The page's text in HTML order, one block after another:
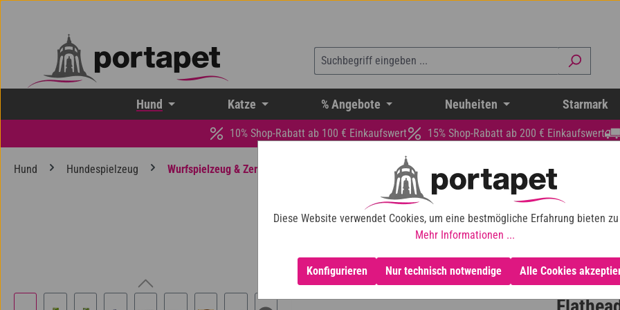
Hund Katze % Angebote Neuheiten Starmark
10% Shop-Rabatt ab 100 € Einkaufswert 15% Shop-Rabatt ab 200 € Einkaufswert
Hund Hundespielzeug Wurfspielzeug & Zerrspielzeug
Diese Website verwendet Cookies, um eine bestmögliche Erfahrung bieten
Mehr Informationen ...
Konfigurieren Alle Cookies
Nur technisch notwendige